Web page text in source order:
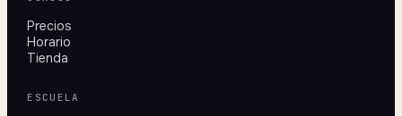
Precios
Horario
Tienda
ESCUELA